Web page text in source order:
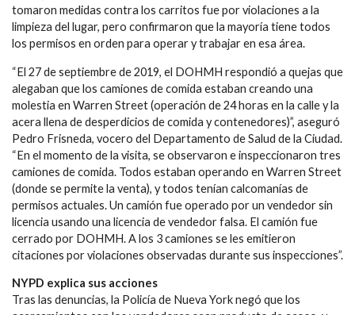
tomaron medidas contra los carritos fue por violaciones a la
limpieza del lugar, pero confirmaron que la mayoría tiene todos
los permisos en orden para operar y trabajar en esa área.
“El 27 de septiembre de 2019, el DOHMH respondió a quejas que
alegaban que los camiones de comida estaban creando una
molestia en Warren Street (operación de 24 horas en la calle y la
acera llena de desperdicios de comida y contenedores)”, aseguró
Pedro Frisneda, vocero del Departamento de Salud de la Ciudad.
“En el momento de la visita, se observaron e inspeccionaron tres
camiones de comida. Todos estaban operando en Warren Street
(donde se permite la venta), y todos tenían calcomanías de
permisos actuales. Un camión fue operado por un vendedor sin
licencia usando una licencia de vendedor falsa. El camión fue
cerrado por DOHMH. A los 3 camiones se les emitieron
citaciones por violaciones observadas durante sus inspecciones”.
NYPD explica sus acciones
Tras las denuncias, la Policía de Nueva York negó que los